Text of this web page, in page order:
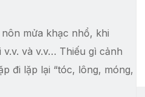
mửa khạc nhổ, khi
và v.v… Thiếu gì cảnh
đi lặp lại “tóc, lông, móng,